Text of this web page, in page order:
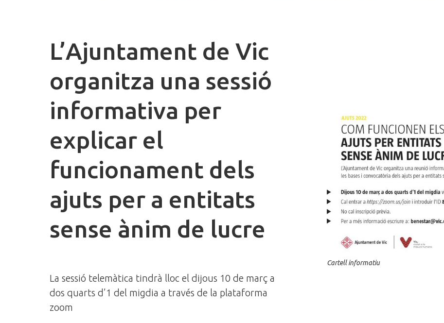
L’Ajuntament de Vic
organitza una sessió
informativa per
explicar el
funcionament dels
ajuts per a entitats
sense ànim de lucre
La sessió telemàtica tindrà lloc el dijous 10 de març a
dos quarts d’1 del migdia a través de la plataforma
zoom
Cartell informatiu